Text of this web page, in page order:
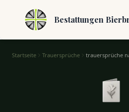
Bestattungen
Startseite Trauersprüche trauersprüche